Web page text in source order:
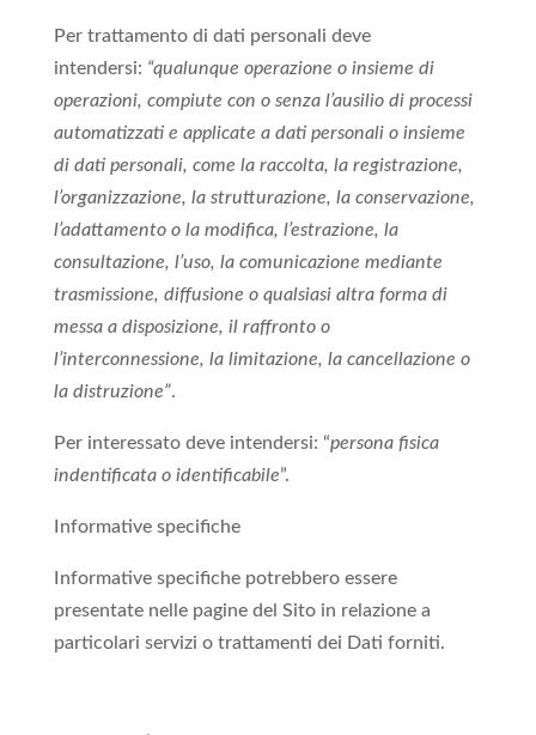
Per trattamento di dati personali deve
intendersi: “qualunque operazione o insieme di
operazioni, compiute con o senza l’ausilio di processi
automatizzati e applicate a dati personali o insieme
di dati personali, come la raccolta, la registrazione,
l’organizzazione, la strutturazione, la conservazione,
l’adattamento o la modifica, l’estrazione, la
consultazione, l’uso, la comunicazione mediante
trasmissione, diffusione o qualsiasi altra forma di
messa a disposizione, il raffronto o
l’interconnessione, la limitazione, la cancellazione o
la distruzione”.
Per interessato deve intendersi: “persona fisica
indentificata o identificabile”.
Informative specifiche
Informative specifiche potrebbero essere
presentate nelle pagine del Sito in relazione a
particolari servizi o trattamenti dei Dati forniti.